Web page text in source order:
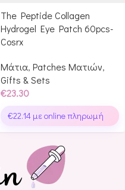
The Peptide Collagen
Hydrogel Eye Patch 60pcs-
Cosrx
Μάτια, Patches Ματιών,
Gifts & Sets
€23.30
€22.14 με online πληρωμή